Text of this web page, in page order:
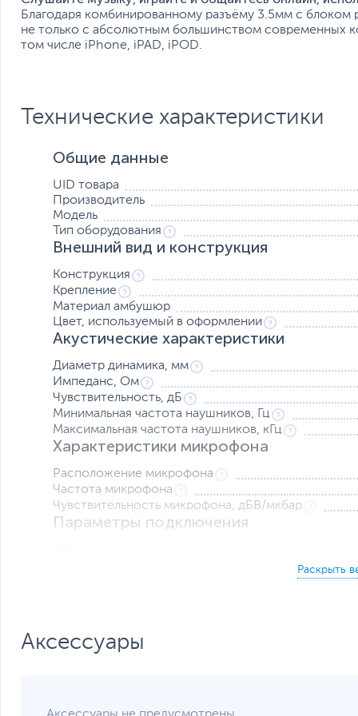
Благодаря комбинированному разъёму 3.5мм c блоком
не только с абсолютным большинством современных
том числе iPhone, iPAD, iPOD.
Технические характеристики
Общие данные
UID товара
Производитель
Модель
Тип оборудования
Внешний вид и конструкция
Конструкция
Крепление
Материал амбушюр
Цвет, используемый в оформлении
Акустические характеристики
Диаметр динамика, мм
Импеданс, Ом
Чувствительность, дБ
Минимальная частота наушников, Гц
Максимальная частота наушников, кГц
Характеристики микрофона
Расположение микрофона
Частота микрофона
Чувствительность микрофона, дБВ/мкбар
Параметры подключения
Регулятор громкости
Аксессуары